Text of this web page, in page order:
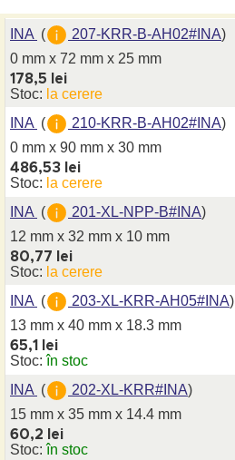
INA ( 207-KRR-B-AH02#INA)
0 mm x 72 mm x 25 mm
178,5 lei
Stoc: la cerere
INA ( 210-KRR-B-AH02#INA)
0 mm x 90 mm x 30 mm
486,53 lei
Stoc: la cerere
INA ( 201-XL-NPP-B#INA)
12 mm x 32 mm x 10 mm
80,77 lei
Stoc: la cerere
INA ( 203-XL-KRR-AH05#INA)
13 mm x 40 mm x 18.3 mm
65,1 lei
Stoc:în stoc
INA ( 202-XL-KRR#INA)
15 mm x 35 mm x 14.4 mm
60,2 lei
Stoc:în stoc